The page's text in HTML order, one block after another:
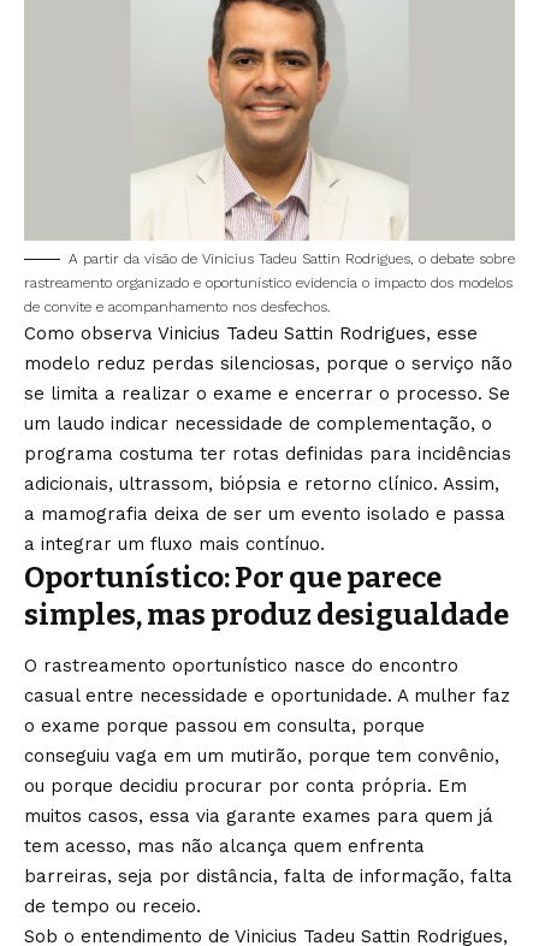
A partir da visão de Vinicius Tadeu Sattin Rodrigues, o debate sobre
rastreamento organizado e oportunístico evidencia o impacto dos modelos
de convite e acompanhamento nos desfechos.
Como observa Vinicius Tadeu Sattin Rodrigues, esse
modelo reduz perdas silenciosas, porque o serviço não
se limita a realizar o exame e encerrar o processo. Se
um laudo indicar necessidade de complementação, o
programa costuma ter rotas definidas para incidências
adicionais, ultrassom, biópsia e retorno clínico. Assim,
a mamografia deixa de ser um evento isolado e passa
a integrar um fluxo mais contínuo.
Oportunístico: Por que parece
simples, mas produz desigualdade
O rastreamento oportunístico nasce do encontro
casual entre necessidade e oportunidade. A mulher faz
o exame porque passou em consulta, porque
conseguiu vaga em um mutirão, porque tem convênio,
ou porque decidiu procurar por conta própria. Em
muitos casos, essa via garante exames para quem já
tem acesso, mas não alcança quem enfrenta
barreiras, seja por distância, falta de informação, falta
de tempo ou receio.
Sob o entendimento de Vinicius Tadeu Sattin Rodrigues,